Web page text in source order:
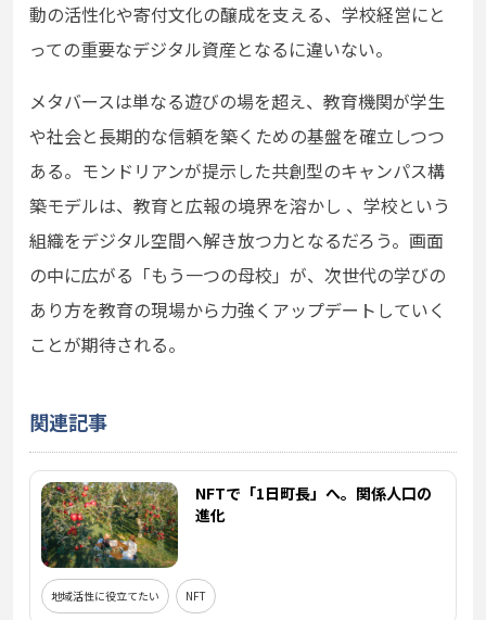
動の活性化や寄付文化の醸成を支える、学校経営にと
っての重要なデジタル資産となるに違いない。
メタバースは単なる遊びの場を超え、教育機関が学生
や社会と長期的な信頼を築くための基盤を確立しつつ
ある。モンドリアンが提示した共創型のキャンパス構
築モデルは、教育と広報の境界を溶かし 、学校という
組織をデジタル空間へ解き放つ力となるだろう。画面
の中に広がる「もう一つの母校」が、次世代の学びの
あり方を教育の現場から力強くアップデートしていく
ことが期待される。
関連記事
NFTで「1日町長」へ。関係人口の
進化
地域活性に役立てたい NFT